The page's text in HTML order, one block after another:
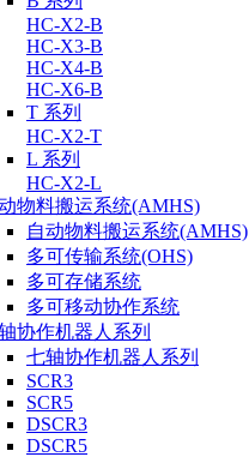
HC-X2-B
HC-X3-B
HC-X4-B
HC-X6-B
T 系列
HC-X2-T
L 系列
HC-X2-L
物料搬运系统(AMHS)
自动物料搬运系统(AMHS)
多可传输系统(OHS)
多可存储系统
多可移动协作系统
协作机器人系列
七轴协作机器人系列
SCR3
SCR5
DSCR3
DSCR5